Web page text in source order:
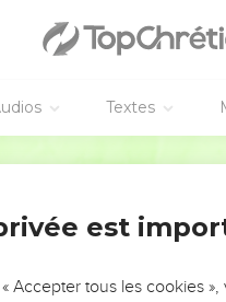
Textes
L’ANNÉE !
?
est
Accepter tous les cookies